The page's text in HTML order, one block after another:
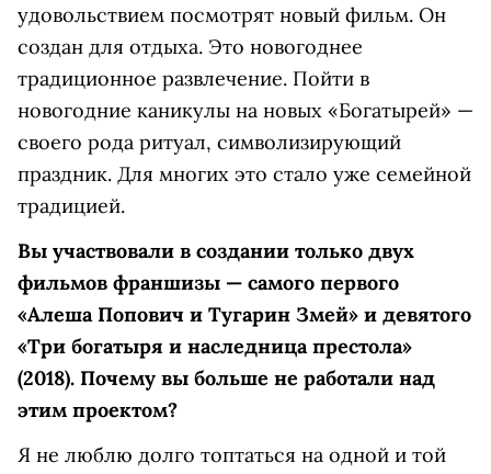
удовольствием посмотрят новый фильм. Он
создан для отдыха. Это новогоднее
традиционное развлечение. Пойти в
новогодние каникулы на новых «Богатырей» —
своего рода ритуал, символизирующий
праздник. Для многих это стало уже семейной
традицией.
Вы участвовали в создании только двух
фильмов франшизы — самого первого
«Алеша Попович и Тугарин Змей» и девятого
«Три богатыря и наследница престола»
(2018). Почему вы больше не работали над
этим проектом?
Я не люблю долго топтаться на одной и той